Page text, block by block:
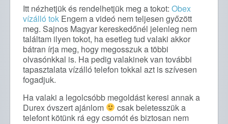
Itt nézhetjük és rendelhetjük meg a tokot: Obex
vízálló tok Engem a videó nem teljesen győzött
meg. Sajnos Magyar kereskedőnél jelenleg nem
találtam ilyen tokot, ha esetleg tud valaki akkor
bátran írja meg, hogy megosszuk a többi
olvasónkkal is. Ha pedig valakinek van további
tapasztalata vízálló telefon tokkal azt is szívesen
fogadjuk.
Ha valaki a legolcsóbb megoldást keresi annak a
Durex óvszert ajánlom
csak beletesszük a
telefont kötünk rá egy csomót és biztosan nem